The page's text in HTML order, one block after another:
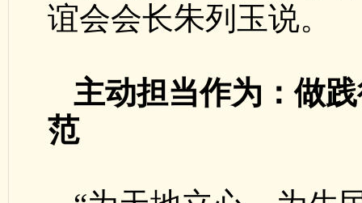
谊会会长朱列玉说。
主动担当作为：做
范